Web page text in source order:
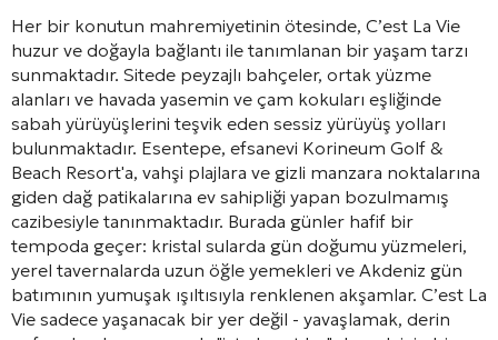
Her bir konutun mahremiyetinin ötesinde, C’est La Vie
huzur ve doğayla bağlantı ile tanımlanan bir yaşam tarzı
sunmaktadır. Sitede peyzajlı bahçeler, ortak yüzme
alanları ve havada yasemin ve çam kokuları eşliğinde
sabah yürüyüşlerini teşvik eden sessiz yürüyüş yolları
bulunmaktadır. Esentepe, efsanevi Korineum Golf &
Beach Resort'a, vahşi plajlara ve gizli manzara noktalarına
giden dağ patikalarına ev sahipliği yapan bozulmamış
cazibesiyle tanınmaktadır. Burada günler hafif bir
tempoda geçer: kristal sularda gün doğumu yüzmeleri,
yerel tavernalarda uzun öğle yemekleri ve Akdeniz gün
batımının yumuşak ışıltısıyla renklenen akşamlar. C’est La
Vie sadece yaşanacak bir yer değil - yavaşlamak, derin